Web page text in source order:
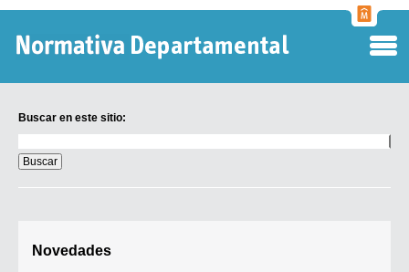
Buscar en este sitio:
en
este
sitio:
Novedades